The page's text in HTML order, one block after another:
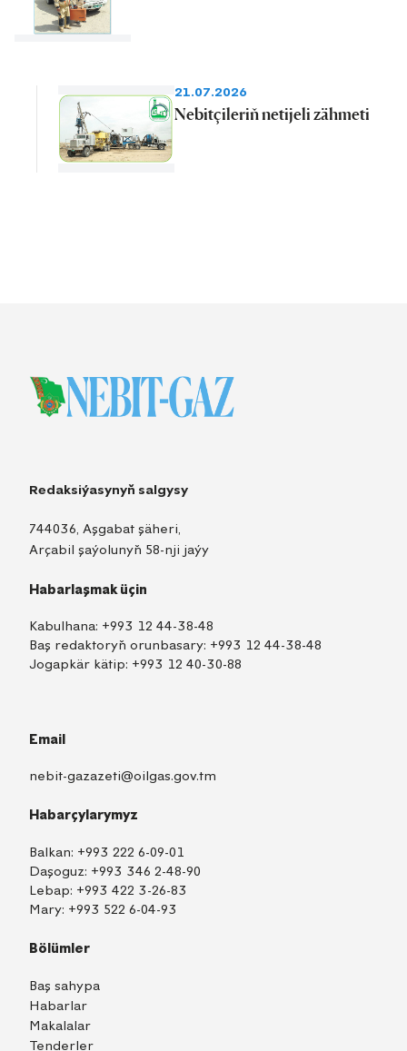
21.07.2026
Nebitçileriň netijeli zähmeti
Redaksiýasynyň salgysy
744036, Aşgabat şäheri,
Arçabil şaýolunyň 58-nji jaýy
Habarlaşmak üçin
Kabulhana: +993 12 44-38-48
Baş redaktoryň orunbasary: +993 12 44-38-48
Jogapkär kätip: +993 12 40-30-88
Email
nebit-gazazeti@oilgas.gov.tm
Habarçylarymyz
Balkan: +993 222 6-09-01
Daşoguz: +993 346 2-48-90
Lebap: +993 422 3-26-83
Mary: +993 522 6-04-93
Bölümler
Baş sahypa
Habarlar
Makalalar
Tenderler